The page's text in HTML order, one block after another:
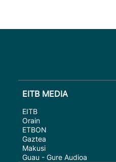
EITB MEDIA
EITB
Orain
ETBON
Gaztea
Makusi
Guau - Gure Audioa